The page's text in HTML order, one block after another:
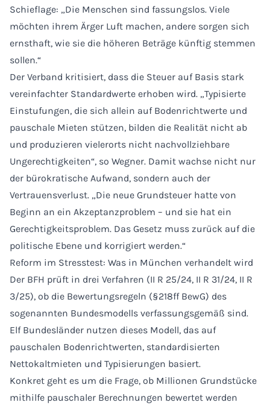
Schieflage: „Die Menschen sind fassungslos. Viele
möchten ihrem Ärger Luft machen, andere sorgen sich
ernsthaft, wie sie die höheren Beträge künftig stemmen
sollen.“
Der Verband kritisiert, dass die Steuer auf Basis stark
vereinfachter Standardwerte erhoben wird. „Typisierte
Einstufungen, die sich allein auf Bodenrichtwerte und
pauschale Mieten stützen, bilden die Realität nicht ab
und produzieren vielerorts nicht nachvollziehbare
Ungerechtigkeiten“, so Wegner. Damit wachse nicht nur
der bürokratische Aufwand, sondern auch der
Vertrauensverlust. „Die neue Grundsteuer hatte von
Beginn an ein Akzeptanzproblem – und sie hat ein
Gerechtigkeitsproblem. Das Gesetz muss zurück auf die
politische Ebene und korrigiert werden.“
Reform im Stresstest: Was in München verhandelt wird
Der BFH prüft in drei Verfahren (II R 25/24, II R 31/24, II R
3/25), ob die Bewertungsregeln (§218ff BewG) des
sogenannten Bundesmodells verfassungsgemäß sind.
Elf Bundesländer nutzen dieses Modell, das auf
pauschalen Bodenrichtwerten, standardisierten
Nettokaltmieten und Typisierungen basiert.
Konkret geht es um die Frage, ob Millionen Grundstücke
mithilfe pauschaler Berechnungen bewertet werden